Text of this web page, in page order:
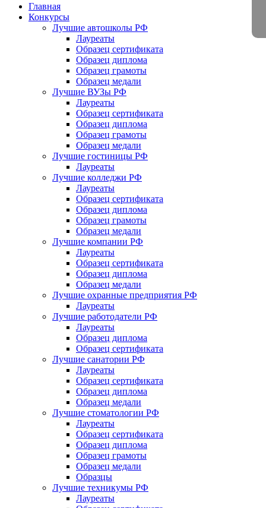
Главная
Конкурсы
Лучшие автошколы РФ
Лауреаты
Образец сертификата
Образец диплома
Образец грамоты
Образец медали
Лучшие ВУЗы РФ
Лауреаты
Образец сертификата
Образец диплома
Образец грамоты
Образец медали
Лучшие гостиницы РФ
Лауреаты
Лучшие колледжи РФ
Лауреаты
Образец сертификата
Образец диплома
Образец грамоты
Образец медали
Лучшие компании РФ
Лауреаты
Образец сертификата
Образец диплома
Образец медали
Лучшие охранные предприятия РФ
Лауреаты
Лучшие работодатели РФ
Лауреаты
Образец диплома
Образец сертификата
Лучшие санатории РФ
Лауреаты
Образец сертификата
Образец диплома
Образец медали
Лучшие стоматологии РФ
Лауреаты
Образец сертификата
Образец диплома
Образец грамоты
Образец медали
Образцы
Лучшие техникумы РФ
Лауреаты